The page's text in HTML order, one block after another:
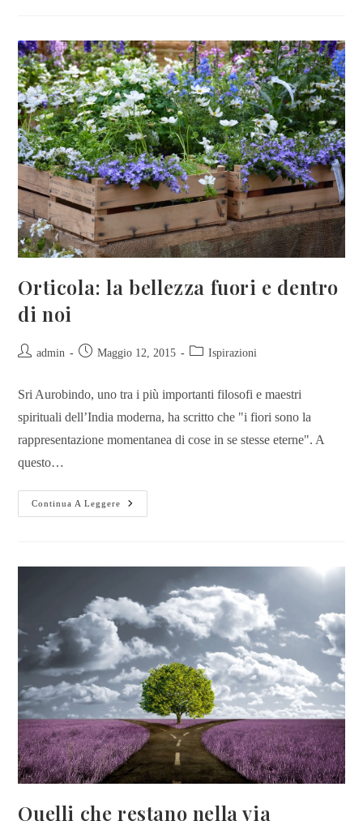
Orticola: la bellezza fuori e dentro
di noi
admin Maggio 12, 2015 Ispirazioni
Sri Aurobindo, uno tra i più importanti filosofi e maestri
spirituali dell’India moderna, ha scritto che "i fiori sono la
rappresentazione momentanea di cose in se stesse eterne". A
questo…
Continua A Leggere
Quelli che restano nella via